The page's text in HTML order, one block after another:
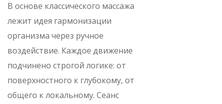
В основе классического массажа
лежит идея гармонизации
организма через ручное
воздействие. Каждое движение
подчинено строгой логике: от
поверхностного к глубокому, от
общего к локальному. Сеанс